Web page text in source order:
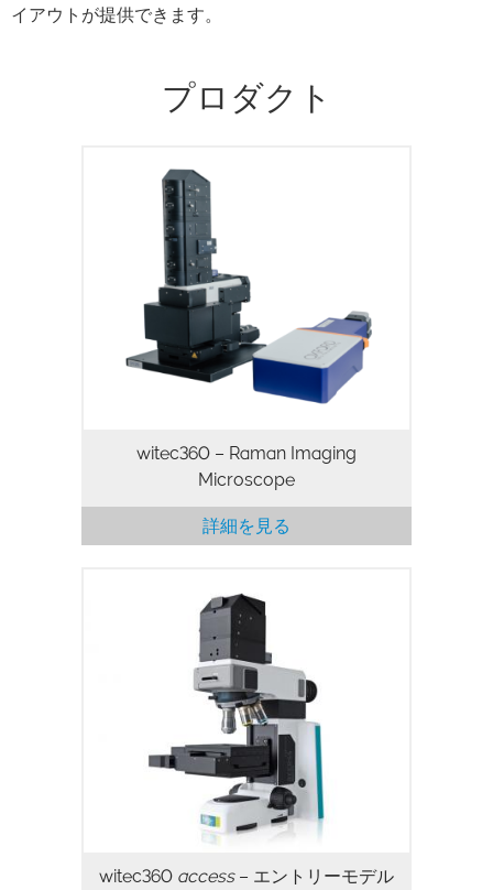
イアウトが提供できます。
プロダクト
witec360 – Raman Imaging
Microscope
詳細を見る
witec360 access– エントリーモデル